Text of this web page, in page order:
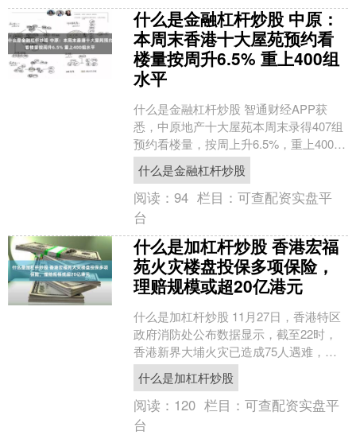
什么是金融杠杆炒股 中原：
本周末香港十大屋苑预约看
楼量按周升6.5% 重上400组
水平
什么是金融杠杆炒股 智通财经APP获
悉，中原地产十大屋苑本周末录得407组
预约看楼量，按周上升6.5%，重上400组
水平。中原地产亚太区副主席兼住宅部
总裁陈永杰....
什么是金融杠杆炒股
阅读：94 栏目：可查配资实盘平
台
什么是加杠杆炒股 香港宏福
苑火灾楼盘投保多项保险，
理赔规模或超20亿港元
什么是加杠杆炒股 11月27日，香港特区
政府消防处公布数据显示，截至22时，
香港新界大埔火灾已造成75人遇难，另
有76人受伤。11月26日下午，香港新界
大埔屋邨....
什么是加杠杆炒股
阅读： 120 栏目：可查配资实盘平
台